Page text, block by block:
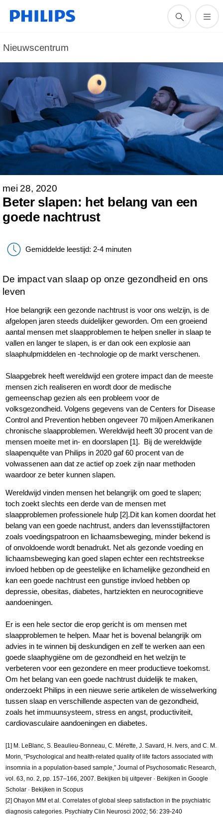
Nieuwscentrum
mei 28, 2020
Beter slapen: het belang van een
goede nachtrust
Gemiddelde leestijd: 2-4 minuten
De impact van slaap op onze gezondheid en ons
leven
Hoe belangrijk een gezonde nachtrust is voor ons welzijn, is de
afgelopen jaren steeds duidelijker geworden. Om een groeiend
aantal mensen met slaapproblemen te helpen sneller in slaap te
vallen en langer te slapen, is er dan ook een explosie aan
slaaphulpmiddelen en -technologie op de markt verschenen.
Slaapgebrek heeft wereldwijd een grotere impact dan de meeste
mensen zich realiseren en wordt door de medische
gemeenschap gezien als een probleem voor de
volksgezondheid. Volgens gegevens van de Centers for Disease
Control and Prevention hebben ongeveer 70 miljoen Amerikanen
chronische slaapproblemen. Wereldwijd heeft 30 procent van de
mensen moeite met in- en doorslapen [1]. Bij de wereldwijde
slaapenquête van Philips in 2020 gaf 60 procent van de
volwassenen aan dat ze actief op zoek zijn naar methoden
waardoor ze beter kunnen slapen.
Wereldwijd vinden mensen het belangrijk om goed te slapen;
toch zoekt slechts een derde van de mensen met
slaapproblemen professionele hulp [2].Dit kan komen doordat het
belang van een goede nachtrust, anders dan levensstijlfactoren
zoals voedingspatroon en lichaamsbeweging, minder bekend is
of onvoldoende wordt benadrukt. Net als gezonde voeding en
lichaamsbeweging kan goed slapen echter een rechtstreekse
invloed hebben op de geestelijke en lichamelijke gezondheid en
kan een goede nachtrust een gunstige invloed hebben op
depressie, obesitas, diabetes, hartziekten en neurocognitieve
aandoeningen.
Er is een hele sector die erop gericht is om mensen met
slaapproblemen te helpen. Maar het is bovenal belangrijk om
advies in te winnen bij deskundigen en zelf te werken aan een
goede slaaphygiëne om de gezondheid en het welzijn te
verbeteren voor een gezondere en meer productieve toekomst.
Om het belang van een goede nachtrust duidelijk te maken,
onderzoekt Philips in een nieuwe serie artikelen de wisselwerking
tussen slaap en verschillende aspecten van de gezondheid,
zoals het immuunsysteem, stress en angst, productiviteit,
cardiovasculaire aandoeningen en diabetes.
[1] M. LeBlanc, S. Beaulieu-Bonneau, C. Mérette, J. Savard, H. Ivers, and C. M.
Morin, “Psychological and health-related quality of life factors associated with
insomnia in a population-based sample,” Journal of Psychosomatic Research,
vol. 63, no. 2, pp. 157–166, 2007. Bekijken bij uitgever · Bekijken in Google
Scholar · Bekijken in Scopus
[2] Ohayon MM et al. Correlates of global sleep satisfaction in the psychiatric
diagnosis categories. Psychiatry Clin Neurosci 2002; 56: 239-240